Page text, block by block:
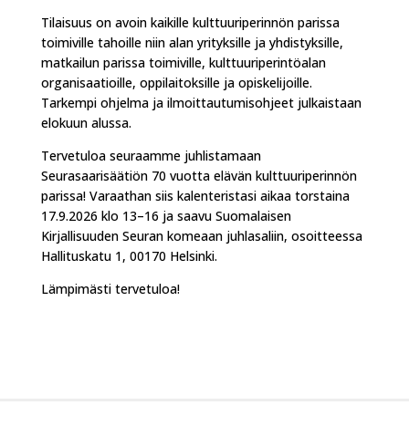
Tilaisuus on avoin kaikille kulttuuriperinnön parissa
toimiville tahoille niin alan yrityksille ja yhdistyksille,
matkailun parissa toimiville, kulttuuriperintöalan
organisaatioille, oppilaitoksille ja opiskelijoille.
Tarkempi ohjelma ja ilmoittautumisohjeet julkaistaan
elokuun alussa.
Tervetuloa seuraamme juhlistamaan
Seurasaarisäätiön 70 vuotta elävän kulttuuriperinnön
parissa! Varaathan siis kalenteristasi aikaa torstaina
17.9.2026 klo 13–16 ja saavu Suomalaisen
Kirjallisuuden Seuran komeaan juhlasaliin, osoitteessa
Hallituskatu 1, 00170 Helsinki.
Lämpimästi tervetuloa!